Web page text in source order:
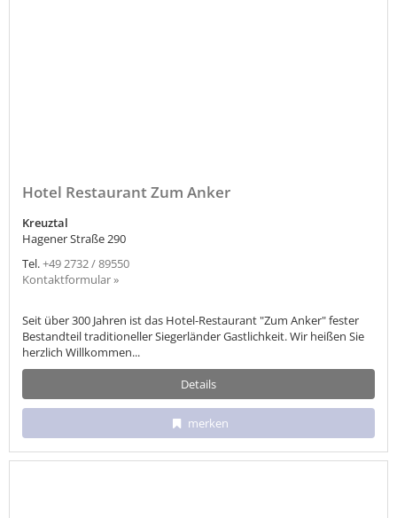
Hotel Restaurant Zum Anker
Kreuztal
Hagener Straße 290
Tel.+49 2732 / 89550
Kontaktformular »
Seit über 300 Jahren ist das Hotel-Restaurant "Zum Anker" fester
Bestandteil traditioneller Siegerländer Gastlichkeit. Wir heißen Sie
herzlich Willkommen...
Details
merken